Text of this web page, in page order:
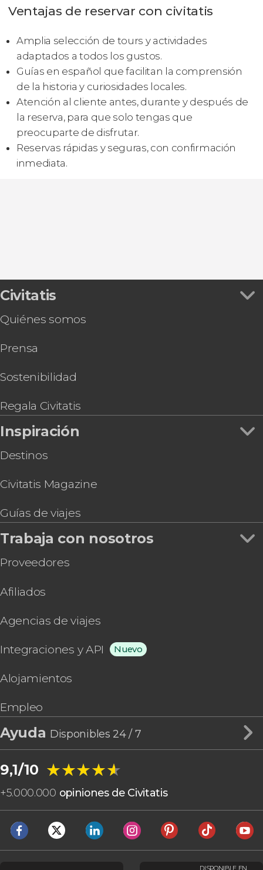
Ventajas de reservar con civitatis
Amplia selección de tours y actividades
adaptados a todos los gustos.
Guías en español que facilitan la comprensión
de la historia y curiosidades locales.
Atención al cliente antes, durante y después de
la reserva, para que solo tengas que
preocuparte de disfrutar.
Reservas rápidas y seguras, con confirmación
inmediata.
Civitatis
Quiénes somos
Prensa
Sostenibilidad
Regala Civitatis
Inspiración
Destinos
Civitatis Magazine
Guías de viajes
Trabaja con nosotros
Proveedores
Afiliados
Agencias de viajes
Integraciones y API Nuevo
Alojamientos
Empleo
Ayuda Disponibles 24 / 7
9,1/10 ★★★★★
★★★★★
+5.000.000 opiniones de Civitatis